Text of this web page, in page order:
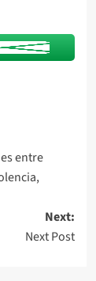
entre
Next:
Next Post